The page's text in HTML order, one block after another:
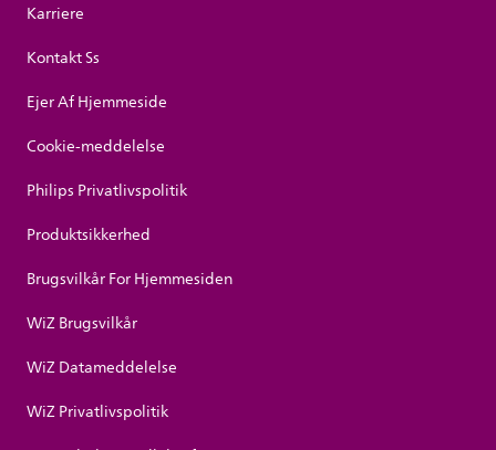
Karriere
Kontakt Ss
Ejer Af Hjemmeside
Cookie-meddelelse
Philips Privatlivspolitik
Produktsikkerhed
Brugsvilkår For Hjemmesiden
WiZ Brugsvilkår
WiZ Datameddelelse
WiZ Privatlivspolitik